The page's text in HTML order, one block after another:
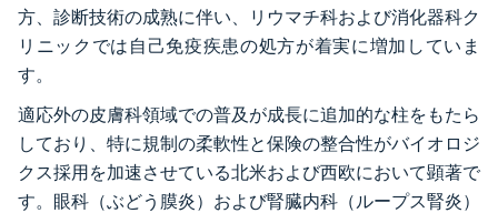
方、診断技術の成熟に伴い、リウマチ科および消化器科ク
リニックでは自己免疫疾患の処方が着実に増加していま
す。
適応外の皮膚科領域での普及が成長に追加的な柱をもたら
しており、特に規制の柔軟性と保険の整合性がバイオロジ
クス採用を加速させている北米および西欧において顕著で
す。眼科（ぶどう膜炎）および腎臓内科（ループス腎炎）